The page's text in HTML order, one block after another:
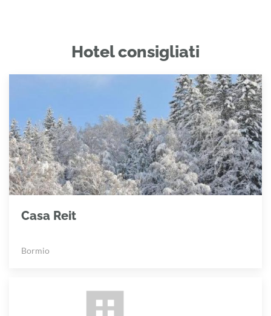
Hotel consigliati
Casa Reit
Bormio